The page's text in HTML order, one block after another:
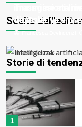
Scelte
Trasmissioni
costruttiva e
Francesca Devincenzi
immagine sta
digitale
Francesca Devincenzi
Storie di
4
5
1